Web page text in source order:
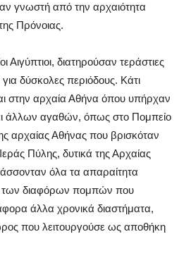
γνωστή από την αρχαιότητα
Πρόνοιας.
Αιγύπτιοι, διατηρούσαν τεράστιες
δύσκολες περιόδους. Κάτι
στην αρχαία Αθήνα όπου υπήρχαν
άλλων αγαθών, όπως στο Πομπείο
αρχαίας Αθήνας που βρισκόταν
Πύλης, δυτικά της Αρχαίας
όλα τα απαραίτητα
των διαφόρων πομπών που
άλλα χρονικά διαστήματα,
που λειτουργούσε ως αποθήκη